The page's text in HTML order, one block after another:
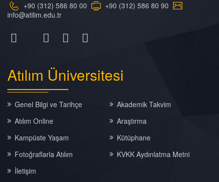
+90 (312) 586 80 00
+90 (312) 586 80 90
info@atilim.edu.tr
Atılım Üniversitesi
Genel Bilgi ve Tarihçe
Akademik Takvim
Atılım Online
Araştırma
Kampüste Yaşam
Kütüphane
Fotoğraflarla Atılım
KVKK Aydınlatma Metni
İletişim